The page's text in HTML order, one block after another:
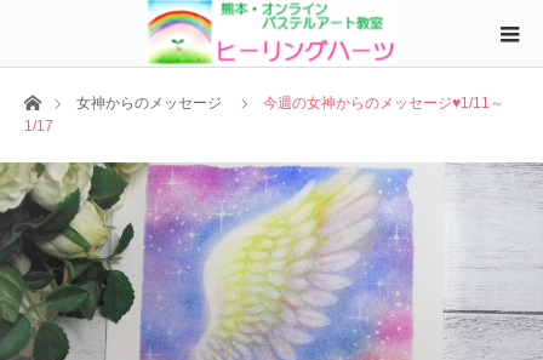
ホーム女神からのメッセージ
今週の女神からのメッセージ♥1/11～
1/17